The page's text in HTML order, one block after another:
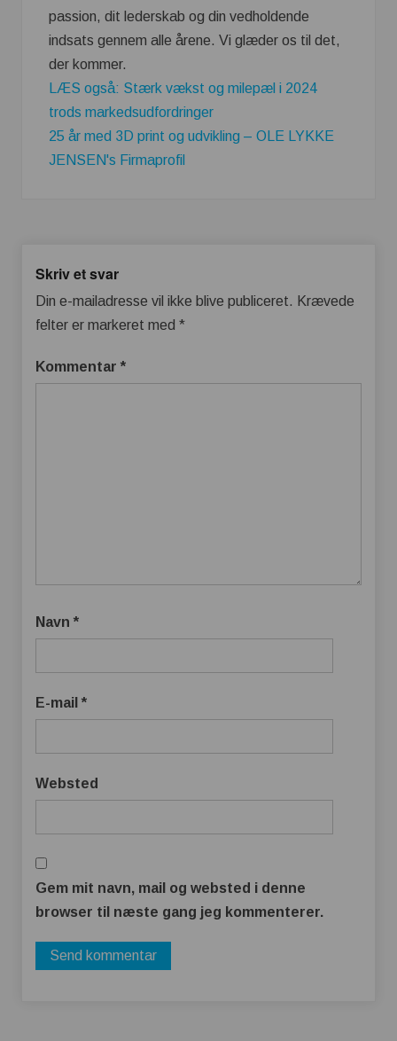
passion, dit lederskab og din vedholdende
indsats gennem alle årene. Vi glæder os til det,
der kommer.
LÆS også: Stærk vækst og milepæl i 2024
trods markedsudfordringer
25 år med 3D print og udvikling – OLE LYKKE
JENSEN's Firmaprofil
Skriv et svar
Din e-mailadresse vil ikke blive publiceret. Krævede
felter er markeret med *
Kommentar *
Navn *
E-mail *
Websted
Gem mit navn, mail og websted i denne
browser til næste gang jeg kommenterer.